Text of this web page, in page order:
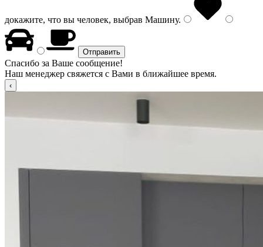
докажите, что вы человек, выбрав Машину.
Спасибо за Ваше сообщение!
Наш менеджер свяжется с Вами в ближайшее время.